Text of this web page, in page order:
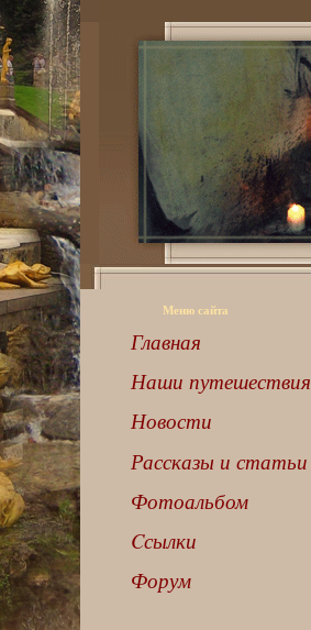
Меню сайта
Главная
Наши путешествия
Новости
Рассказы и статьи
Фотоальбом
Cсылки
Форум